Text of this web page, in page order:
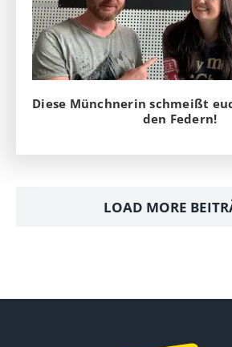
Diese Münchnerin schmeißt
den Federn!
LOAD MORE